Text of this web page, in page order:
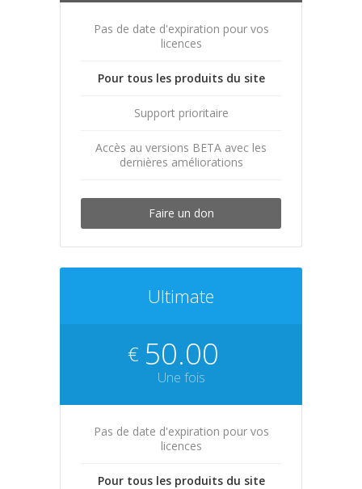
Pas de date d'expiration pour vos
licences
Pour tous les produits du site
Support prioritaire
Accès au versions BETA avec les
dernières améliorations
Faire un don
Ultimate
€ 50.00
Une fois
Pas de date d'expiration pour vos
licences
Pour tous les produits du site